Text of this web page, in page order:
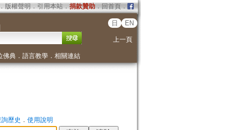
版權聲明 ． 引用本站． 捐款贊助．回首頁．
日 EN
上一頁
佛典． 語言教學． 相關連結
詢歷史 ． 使用說明